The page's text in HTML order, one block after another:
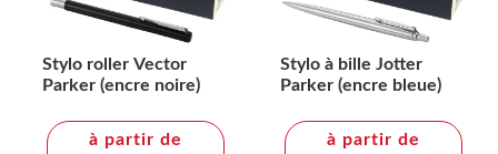
Stylo roller Vector
Parker (encre noire)
à partir de
Stylo à bille Jotter
Parker (encre bleue)
à partir de